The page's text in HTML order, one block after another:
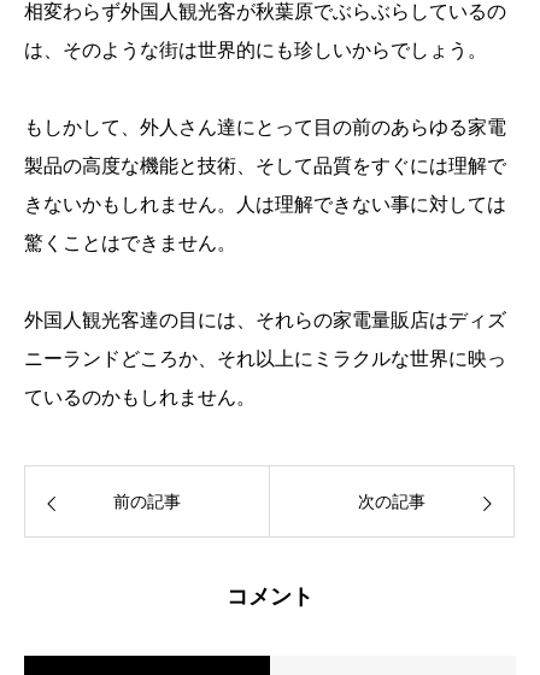
相変わらず外国人観光客が秋葉原でぶらぶらしているの
は、そのような街は世界的にも珍しいからでしょう。
もしかして、外人さん達にとって目の前のあらゆる家電
製品の高度な機能と技術、そして品質をすぐには理解で
きないかもしれません。人は理解できない事に対しては
驚くことはできません。
外国人観光客達の目には、それらの家電量販店はディズ
ニーランドどころか、それ以上にミラクルな世界に映っ
ているのかもしれません。
前の記事 次の記事
コメント